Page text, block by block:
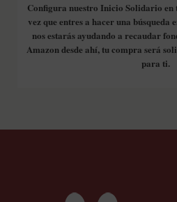
Configura nuestro Inicio Solidario en
vez que entres a hacer una búsqueda
nos estarás ayudando a recaudar
Amazon desde ahí, tu compra será
para ti.